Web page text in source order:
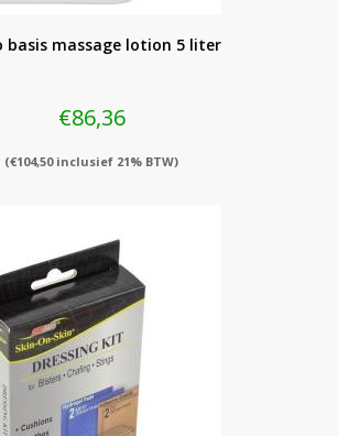
basis massage lotion 5 liter
€86,36
(€104,50inclusief 21% BTW)